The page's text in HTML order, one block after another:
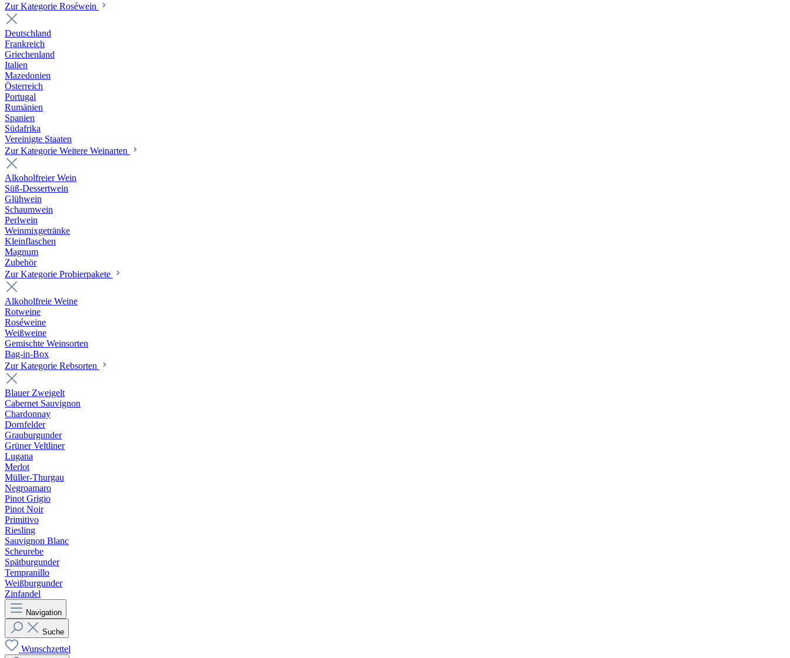
Zur Kategorie Roséwein
Deutschland
Frankreich
Griechenland
Italien
Mazedonien
Österreich
Portugal
Rumänien
Spanien
Südafrika
Vereinigte Staaten
Zur Kategorie Weitere Weinarten
Alkoholfreier Wein
Süß-Dessertwein
Glühwein
Schaumwein
Perlwein
Weinmixgetränke
Kleinflaschen
Magnum
Zubehör
Zur Kategorie Probierpakete
Alkoholfreie Weine
Rotweine
Roséweine
Weißweine
Gemischte Weinsorten
Bag-in-Box
Zur Kategorie Rebsorten
Blauer Zweigelt
Cabernet Sauvignon
Chardonnay
Dornfelder
Grauburgunder
Grüner Veltliner
Lugana
Merlot
Müller-Thurgau
Negroamaro
Pinot Grigio
Pinot Noir
Primitivo
Riesling
Sauvignon Blanc
Scheurebe
Spätburgunder
Tempranillo
Weißburgunder
Zinfandel
Navigation
Suche
Wunschzettel